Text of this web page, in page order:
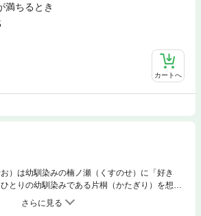
満ちるとき
カートへ
）は幼馴染みの楠ノ瀬（くすのせ）に「好き
とりの幼馴染みである片桐（かたぎり）を想い
応えられない。でも優しくて頼もしい楠ノ瀬の
――。ところが、突然片桐が日本を離れること